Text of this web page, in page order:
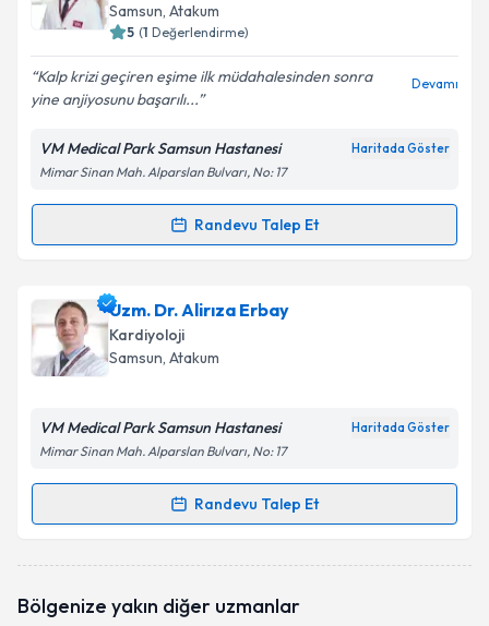
Samsun, Atakum
5 (1 Değerlendirme)
Kalp krizi geçiren eşime ilk müdahalesinden sonra
yine anjiyosunu başarılı...
Devamı
VM Medical Park Samsun Hastanesi Haritada Göster
Mimar Sinan Mah. Alparslan Bulvarı, No: 17
Randevu Talep Et
Randevu Takvimi Talebi
Uzm. Dr. Mustafa Yaşaniçin randevu takvimi talebi
oluşturun. Size bu uzmandan randevu almanız için bir
takvim hazırlandığında e-posta ile bilgilendireceğiz.
Kişisel verilerimin işlenmesine ilişkin
Metni'ni okudum ve kişisel verilerimin belirtilen
Takvim Talebini Gönder
Uzm. Dr. Alirıza Erbay
Kardiyoloji
Samsun, Atakum
VM Medical Park Samsun Hastanesi Haritada Göster
Mimar Sinan Mah. Alparslan Bulvarı, No: 17
Randevu Talep Et
Randevu Takvimi Talebi
oluşturun. Size bu uzmandan randevu almanız için bir
Bölgenize yakın diğer uzmanlar